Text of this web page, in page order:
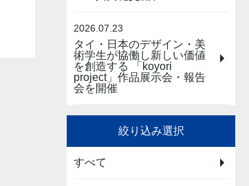
2026.07.23
タイ・日本のデザイン・美
術学生が協働し新しい価値
を創造する 「koyori
project」作品展示会・報告
会を開催
絞り込み選択
すべて